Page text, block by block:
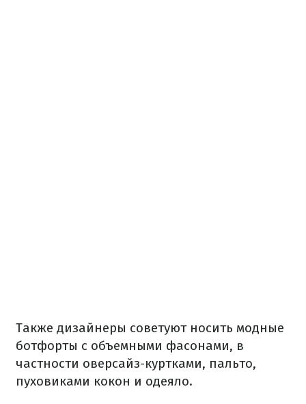
Также дизайнеры советуют носить модные
ботфорты с объемными фасонами, в
частности оверсайз-куртками, пальто,
пуховиками кокон и одеяло.